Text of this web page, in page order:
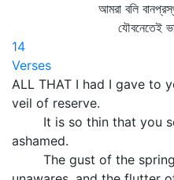
আমরা বলি
যৌবনেতেই ভালো
14
Verses
ALL THAT I had I gave to
veil of reserve.
It is so thin that you
ashamed.
The gust of the spring